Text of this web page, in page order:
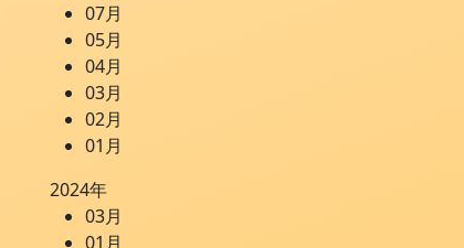
07月
05月
04月
03月
02月
01月
2024年
03月
01月